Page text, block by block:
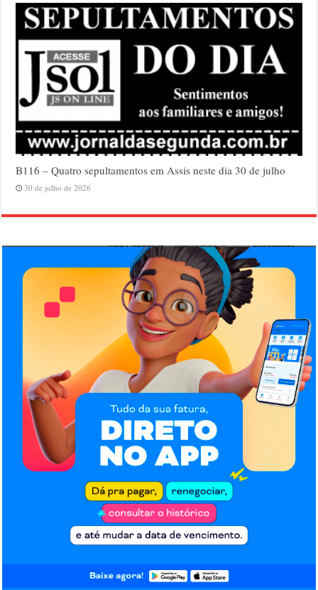
B116 – Quatro sepultamentos em Assis neste dia 30 de julho
30 de julho de 2026